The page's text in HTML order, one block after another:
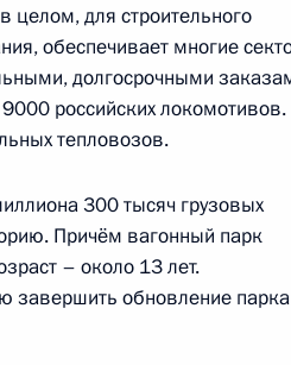
дорог
целом, для строительного
обеспечивает многие
долгосрочными
российских локомотивов.
тепловозов.
300 тысяч грузовых
Причём вагонный парк
– около 13 лет.
завершить обновление парка